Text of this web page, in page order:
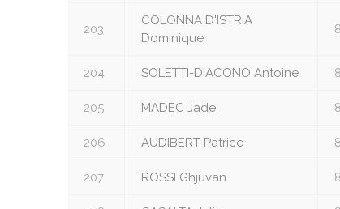
203
COLONNA D'ISTRIA
Dominique
204 SOLETTI-DIACONO Antoine
205 MADEC Jade
206 AUDIBERT Patrice
207 ROSSI Ghjuvan